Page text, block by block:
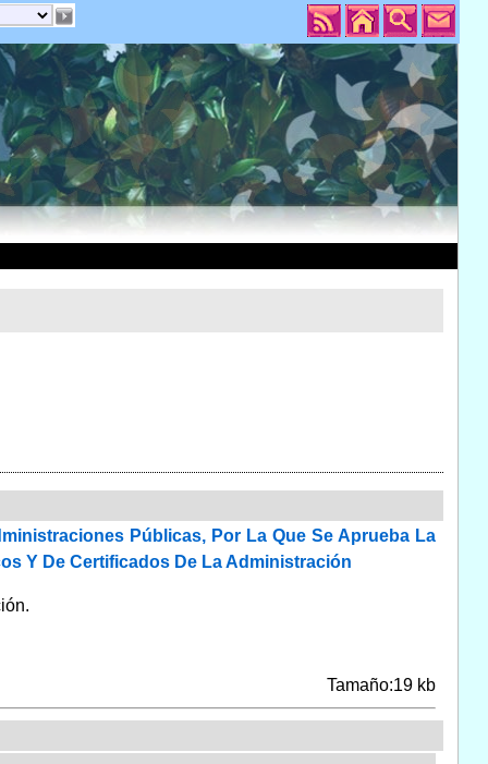
Públicas, Por La Que Se Aprueba La
Y De Certificados De La Administración
Tamaño:19 kb